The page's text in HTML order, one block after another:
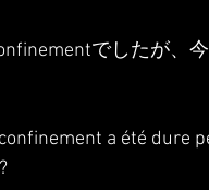
でしたが、
a été dure